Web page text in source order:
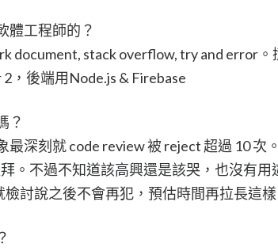
體工程師的？
document, stack overflow, try and error。
，後端用Node.js & Firebase
？
最深刻就 code review 被 reject 超過 10 次
。不過不知道該高興還是該哭，也沒有用
討說之後不會再犯，預估時間再拉長這樣